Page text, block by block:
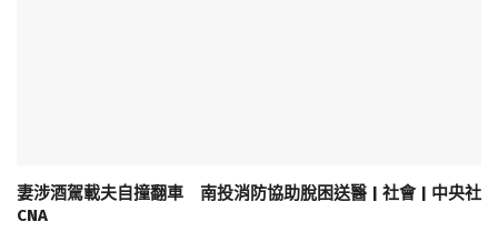
妻涉酒駕載夫自撞翻車 南投消防協助脫困送醫 | 社會 | 中央社
CNA